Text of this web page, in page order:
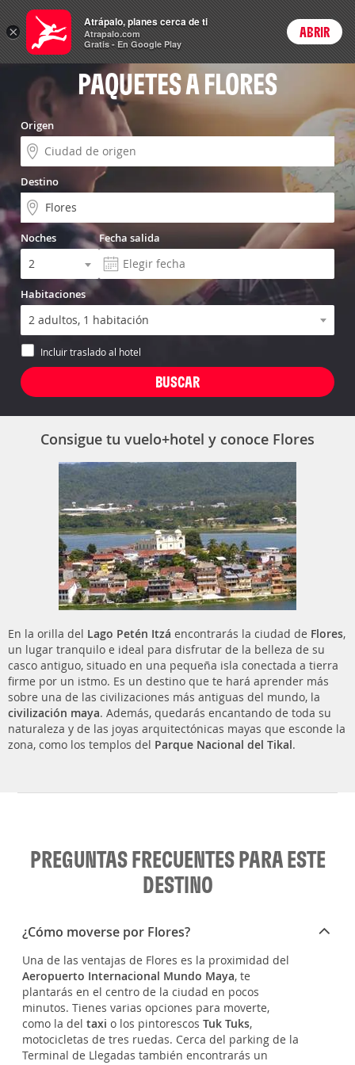
Vuelo+Hotel Login
PAQUETES A FLORES
Origen
Destino
Noches Fecha salida
Habitaciones
Incluir traslado al hotel
Consigue tu vuelo+hotel y conoce Flores
En la orilla del Lago Petén Itzá encontrarás la ciudad de Flores,
un lugar tranquilo e ideal para disfrutar de la belleza de su
casco antiguo, situado en una pequeña isla conectada a tierra
firme por un istmo. Es un destino que te hará aprender más
sobre una de las civilizaciones más antiguas del mundo, la
civilización maya. Además, quedarás encantando de toda su
naturaleza y de las joyas arquitectónicas mayas que esconde la
zona, como los templos del Parque Nacional del Tikal.
PREGUNTAS FRECUENTES PARA ESTE
DESTINO
¿Cómo moverse por Flores?
Una de las ventajas de Flores es la proximidad del
Aeropuerto Internacional Mundo Maya, te
plantarás en el centro de la ciudad en pocos
minutos. Tienes varias opciones para moverte,
como la del taxi o los pintorescos Tuk Tuks,
motocicletas de tres ruedas. Cerca del parking de la
Terminal de Llegadas también encontrarás un
×
Atrápalo, planes cerca de ti
Atrapalo.com
Gratis - En Google Play
ABRIR